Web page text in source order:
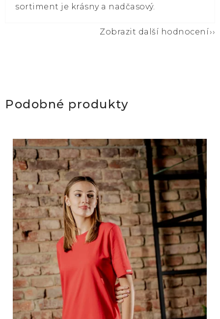
sortiment je krásny a nadčasový.
Zobrazit další hodnocení
Podobné produkty